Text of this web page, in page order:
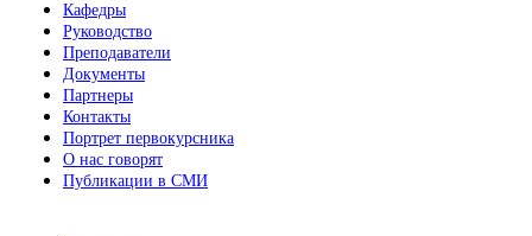
Кафедры
Руководство
Преподаватели
Документы
Партнеры
Контакты
Портрет первокурсника
О нас говорят
Публикации в СМИ